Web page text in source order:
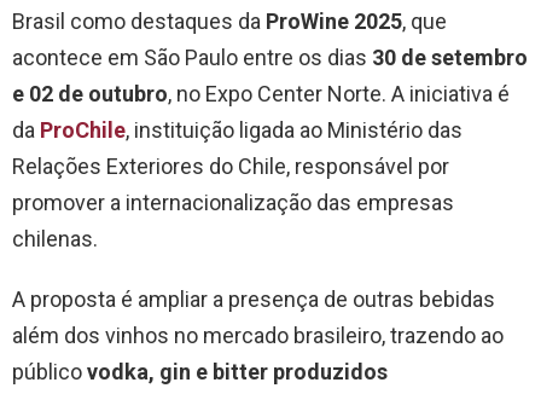
Brasil como destaques da ProWine 2025, que
acontece em São Paulo entre os dias 30 de setembro
e 02 de outubro, no Expo Center Norte. A iniciativa é
da ProChile, instituição ligada ao Ministério das
Relações Exteriores do Chile, responsável por
promover a internacionalização das empresas
chilenas.
A proposta é ampliar a presença de outras bebidas
além dos vinhos no mercado brasileiro, trazendo ao
públicovodka, gin e bitter produzidos